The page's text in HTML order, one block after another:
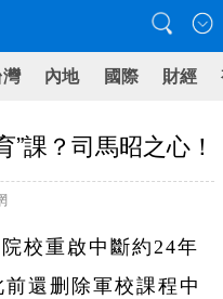
內地 國際 財經
課？司馬昭之心！
校重啟中斷約24年
還删除軍校課程中